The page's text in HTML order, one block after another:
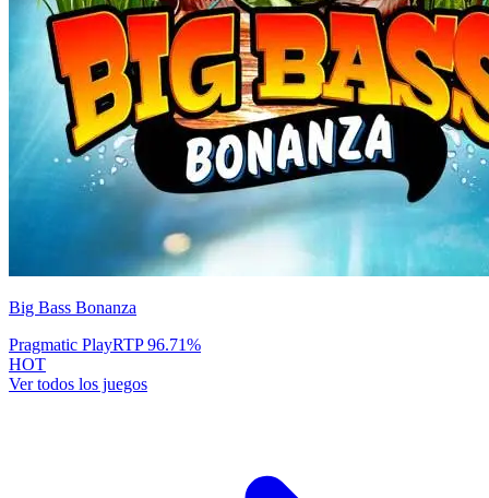
Big Bass Bonanza
Pragmatic PlayRTP96.71%
HOT
Ver todos los juegos